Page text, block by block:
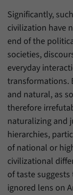
Significantly,
civilization have
end of the
societies,
everyday
transformations.
and natural, as
therefore
naturalizing and
hierarchies,
of national or
civilizational
of taste
ignored lens on
Zweck
Name
Anbieter
Laufzeit
Zweck